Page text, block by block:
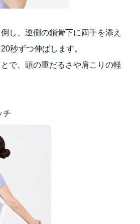
し、逆側の鎖骨下に両手を添え
秒ずつ伸ばします。
で、頭の重だるさや肩こりの軽
チ